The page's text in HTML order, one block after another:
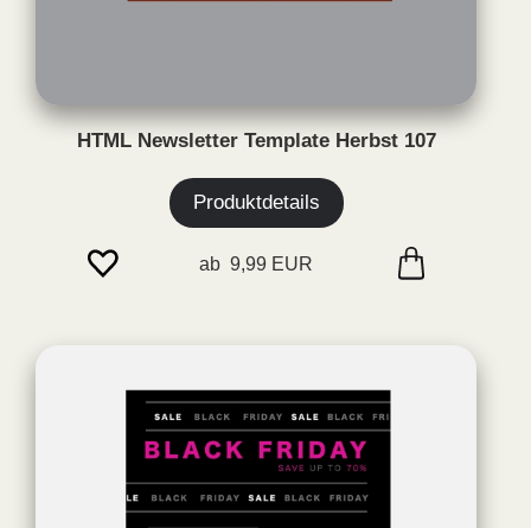
HTML Newsletter Template Herbst 107
Produktdetails
ab 9,99 EUR